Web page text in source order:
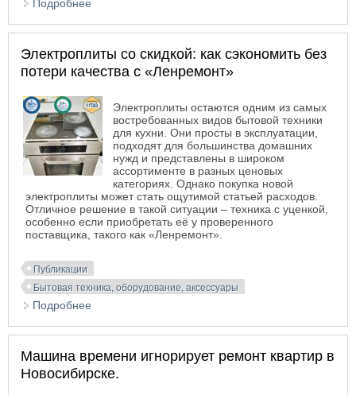
Подробнее
Электроплиты со скидкой: как сэкономить без
потери качества с «Ленремонт»
Электроплиты остаются одним из самых
востребованных видов бытовой техники
для кухни. Они просты в эксплуатации,
подходят для большинства домашних
нужд и представлены в широком
ассортименте в разных ценовых
категориях. Однако покупка новой
электроплиты может стать ощутимой статьей расходов.
Отличное решение в такой ситуации – техника с уценкой,
особенно если приобретать её у проверенного
поставщика, такого как «Ленремонт».
Публикации
Бытовая техника, оборудование, аксессуары
Подробнее
Машина времени игнорирует ремонт квартир в
Новосибирске.